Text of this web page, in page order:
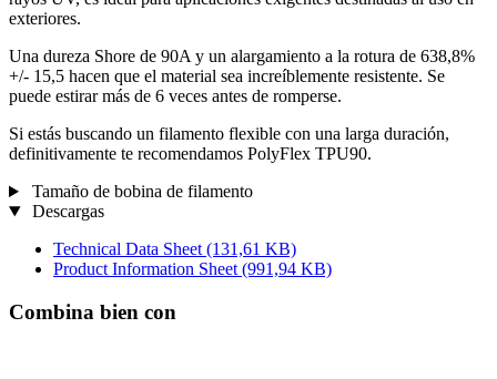
exteriores.
Una dureza Shore de 90A y un alargamiento a la rotura de 638,8%
+/- 15,5 hacen que el material sea increíblemente resistente. Se
puede estirar más de 6 veces antes de romperse.
Si estás buscando un filamento flexible con una larga duración,
definitivamente te recomendamos PolyFlex TPU90.
Tamaño de bobina de filamento
Descargas
Technical Data Sheet (131,61 KB)
Product Information Sheet (991,94 KB)
Combina bien con